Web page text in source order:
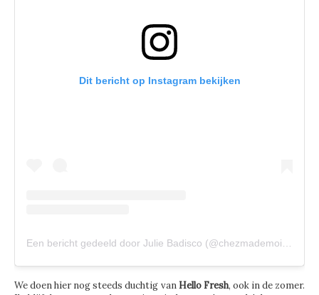
Dit bericht op Instagram bekijken
We doen hier nog steeds duchtig vanHello Fresh, ook in de zomer.